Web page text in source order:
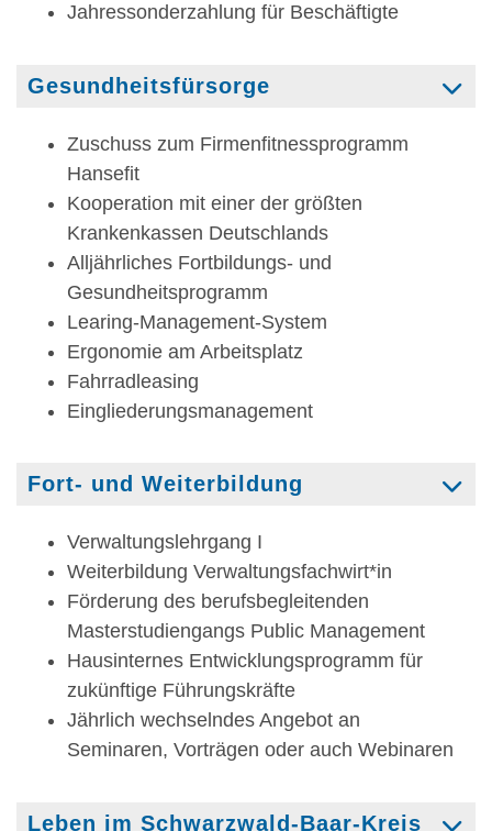
Jahressonderzahlung für Beschäftigte
Gesundheitsfürsorge
Zuschuss zum Firmenfitnessprogramm
Hansefit
Kooperation mit einer der größten
Krankenkassen Deutschlands
Alljährliches Fortbildungs- und
Gesundheitsprogramm
Learing-Management-System
Ergonomie am Arbeitsplatz
Fahrradleasing
Eingliederungsmanagement
Fort- und Weiterbildung
Verwaltungslehrgang I
Weiterbildung Verwaltungsfachwirt*in
Förderung des berufsbegleitenden
Masterstudiengangs Public Management
Hausinternes Entwicklungsprogramm für
zukünftige Führungskräfte
Jährlich wechselndes Angebot an
Seminaren, Vorträgen oder auch Webinaren
Leben im Schwarzwald-Baar-Kreis